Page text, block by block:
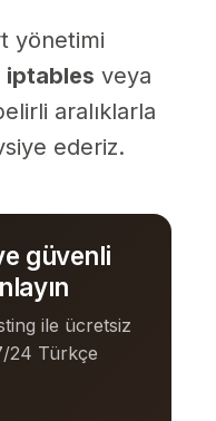
yönetimi
iptables veya
aralıklarla
ederiz.
güvenli
ile ücretsiz
24 Türkçe